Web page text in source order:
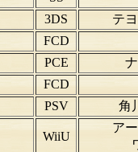
3DS
テ
FCD
PCE
FCD
PSV 角
WiiU
ア